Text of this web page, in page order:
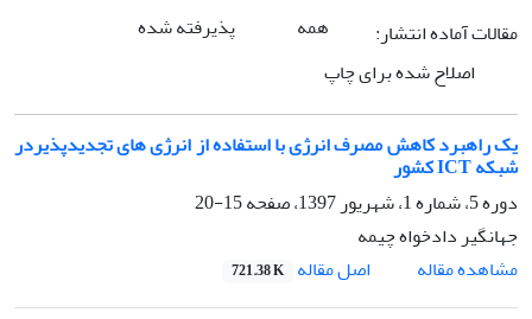
مقالات آماده انتشار: همه
پذیرفته شده
اصلاح شده برای چاپ
یک راهبرد کاهش مصرف انرژی با استفاده از انرژی های تجدیدپذیردر
شبکه ICT کشور
دوره 5، شماره 1، شهریور 1397، صفحه
15-20
جهانگیر دادخواه چیمه
مشاهده مقاله
اصل مقاله 721.38 K